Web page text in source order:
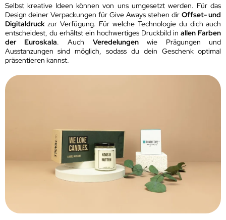
Selbst kreative Ideen können von uns umgesetzt werden. Für das
Design deiner Verpackungen für Give Aways stehen dir Offset- und
Digitaldruckzur Verfügung. Für welche Technologie du dich auch
entscheidest, du erhältst ein hochwertiges Druckbild inallen Farben
der Euroskala. Auch Veredelungenwie Prägungen und
Ausstanzungen sind möglich, sodass du dein Geschenk optimal
präsentieren kannst.